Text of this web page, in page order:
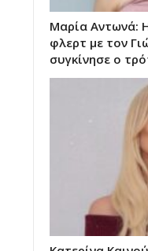
Μαρία Αντωνά:
φλερτ με τον
συγκίνησε ο